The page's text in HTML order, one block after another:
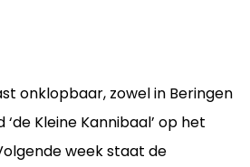
onklopbaar, zowel in Beringen
Kleine Kannibaal’ op het
week staat de